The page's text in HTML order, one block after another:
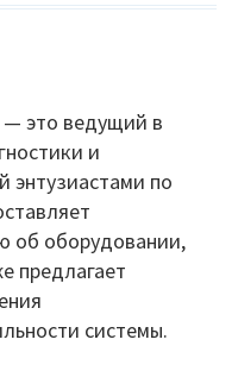
— это ведущий в
и
энтузиастами по
об оборудовании,
предлагает
системы.